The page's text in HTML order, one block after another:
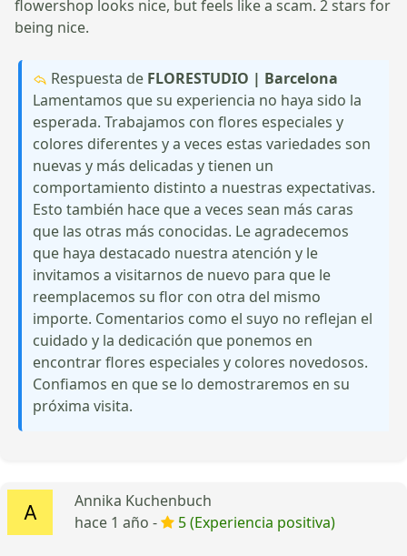
flowershop looks nice, but feels like a scam. 2 stars for
being nice.
Respuesta de FLORESTUDIO | Barcelona
Lamentamos que su experiencia no haya sido la
esperada. Trabajamos con flores especiales y
colores diferentes y a veces estas variedades son
nuevas y más delicadas y tienen un
comportamiento distinto a nuestras expectativas.
Esto también hace que a veces sean más caras
que las otras más conocidas. Le agradecemos
que haya destacado nuestra atención y le
invitamos a visitarnos de nuevo para que le
reemplacemos su flor con otra del mismo
importe. Comentarios como el suyo no reflejan el
cuidado y la dedicación que ponemos en
encontrar flores especiales y colores novedosos.
Confiamos en que se lo demostraremos en su
próxima visita.
Annika Kuchenbuch
hace 1 año -
5 (Experiencia positiva)